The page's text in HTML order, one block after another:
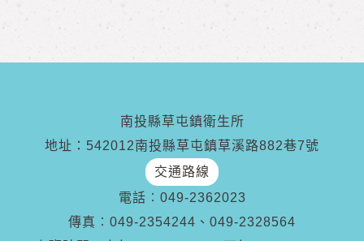
南投縣草屯鎮衛生所
地址：542012南投縣草屯鎮草溪路882巷7號
交通路線
電話︰ 049-2362023
傳真︰ 049-2354244、049-2328564